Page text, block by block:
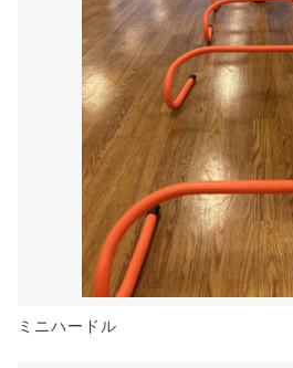
ミニハードル